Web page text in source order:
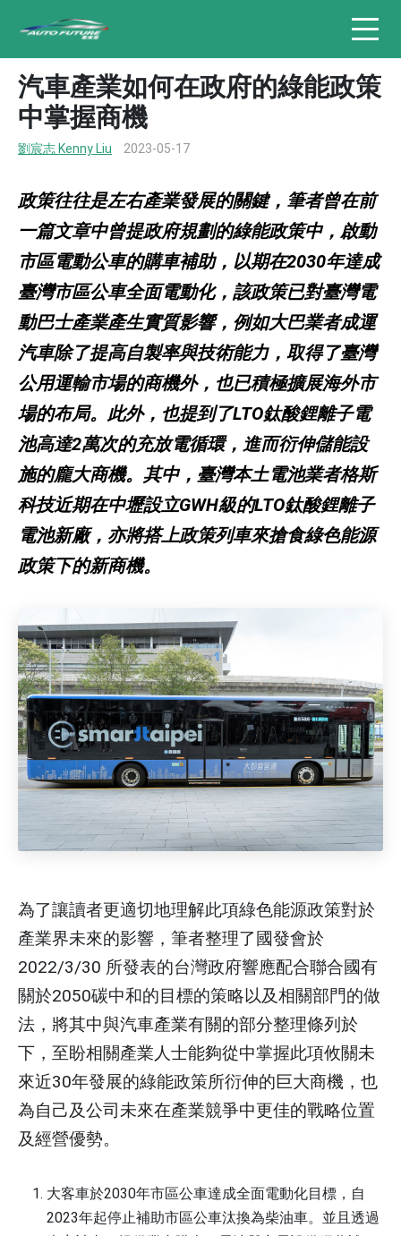
汽車產業如何在政府的綠能政策
中掌握商機
劉宸志 Kenny Liu 2023-05-17
政策往往是左右產業發展的關鍵，筆者曾在前
一篇文章中曾提政府規劃的綠能政策中，啟動
市區電動公車的購車補助，以期在2030年達成
臺灣市區公車全面電動化，該政策已對臺灣電
動巴士產業產生實質影響，例如大巴業者成運
汽車除了提高自製率與技術能力，取得了臺灣
公用運輸市場的商機外，也已積極擴展海外市
場的布局。此外，也提到了LTO鈦酸鋰離子電
池高達2萬次的充放電循環，進而衍伸儲能設
施的龐大商機。其中，臺灣本土電池業者格斯
科技近期在中壢設立GWH級的LTO鈦酸鋰離子
電池新廠，亦將搭上政策列車來搶食綠色能源
政策下的新商機。
為了讓讀者更適切地理解此項綠色能源政策對於
產業界未來的影響 ，筆者整理了國發會於
2022/3/30 所發表的台灣政府響應配合聯合國有
關於2050碳中和的目標的策略以及相關部門的做
法 ，將其中與汽車產業有關的部分整理條列於
下，至盼相關產業人士能夠從中掌握此項攸關未
來近30年發展的綠能政策所衍伸的巨大商機，也
為自己及公司未來在產業競爭中更佳的戰略位置
及經營優勢。
大客車於2030年市區公車達成全面電動化目標，自
2023年起停止補助市區公車汰換為柴油車。並且透過